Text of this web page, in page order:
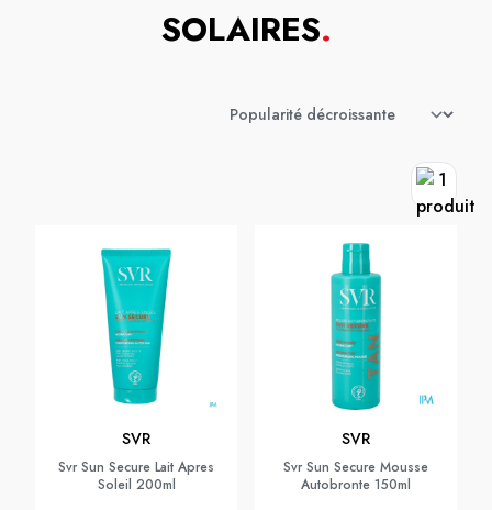
SOLAIRES.
SVR
Svr Sun Secure Lait Apres
Soleil 200ml
SVR
Svr Sun Secure Mousse
Autobronte 150ml